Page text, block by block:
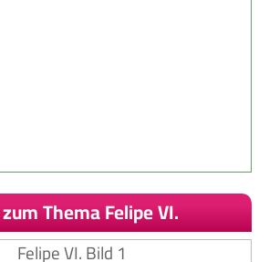
Thema Felipe VI.